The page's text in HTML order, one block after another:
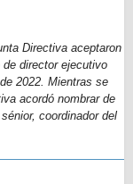
Directiva aceptaron
director ejecutivo
2022. Mientras se
acordó nombrar de
coordinador del